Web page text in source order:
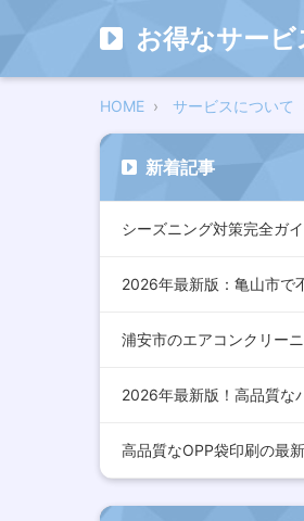
お得なサー
HOME サービスについて
新着記事